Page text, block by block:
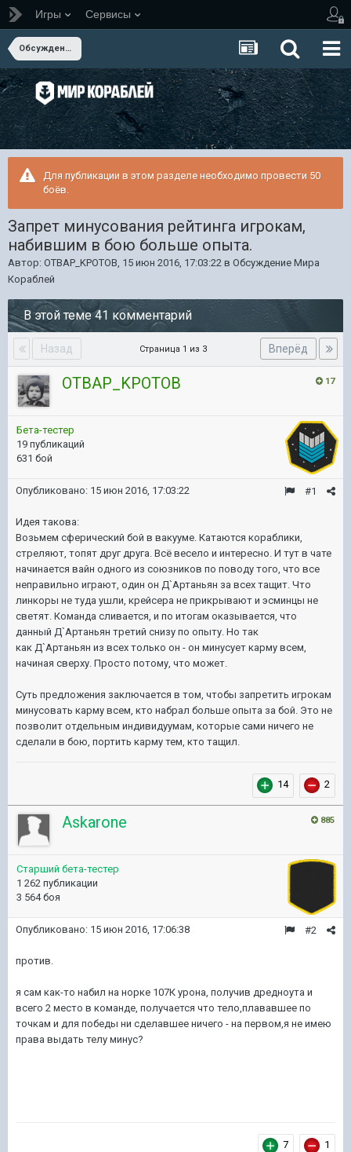
Игры Сервисы
Обсуждение Мира Кораблей
Для публикации в этом разделе необходимо провести 50
боёв.
Запрет минусования рейтинга игрокам,
набившим в бою больше опыта.
Автор: OTBAP_KPOTOB, 15 июн 2016, 17:03:22 в Обсуждение Мира
Кораблей
В этой теме 41 комментарий
Назад Вперёд
Страница 1 из 3
17
OTBAP_KPOTOB
Бета-тестер
19 публикаций
631 бой
#1
Опубликовано: 15 июн 2016, 17:03:22
Идея такова:
Возьмем сферический бой в вакууме. Катаются кораблики,
стреляют, топят друг друга. Всё весело и интересно. И тут в чате
начинается вайн одного из союзников по поводу того, что все
неправильно играют, один он Д`Артаньян за всех тащит. Что
линкоры не туда ушли, крейсера не прикрывают и эсминцы не
светят. Команда сливается, и по итогам оказывается, что
данный Д`Артаньян третий снизу по опыту. Но так
как Д`Артаньян из всех только он - он минусует карму всем,
начиная сверху. Просто потому, что может.
Суть предложения заключается в том, чтобы запретить игрокам
минусовать карму всем, кто набрал больше опыта за бой. Это не
позволит отдельным индивидуумам, которые сами ничего не
сделали в бою, портить карму тем, кто тащил.
14 2
885
Askarone
Старший бета-тестер
1 262 публикации
3 564 боя
#2
Опубликовано: 15 июн 2016, 17:06:38
против.
я сам как-то набил на норке 107К урона, получив дредноута и
всего 2 место в команде, получается что тело,плававшее по
точкам и для победы ни сделавшее ничего - на первом,я не имею
права выдать телу минус?
7 1